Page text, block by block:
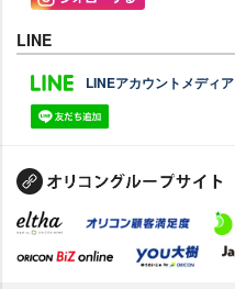
LINE
LINEアカウントメディア